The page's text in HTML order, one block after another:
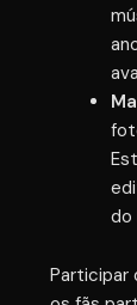
do
Participar